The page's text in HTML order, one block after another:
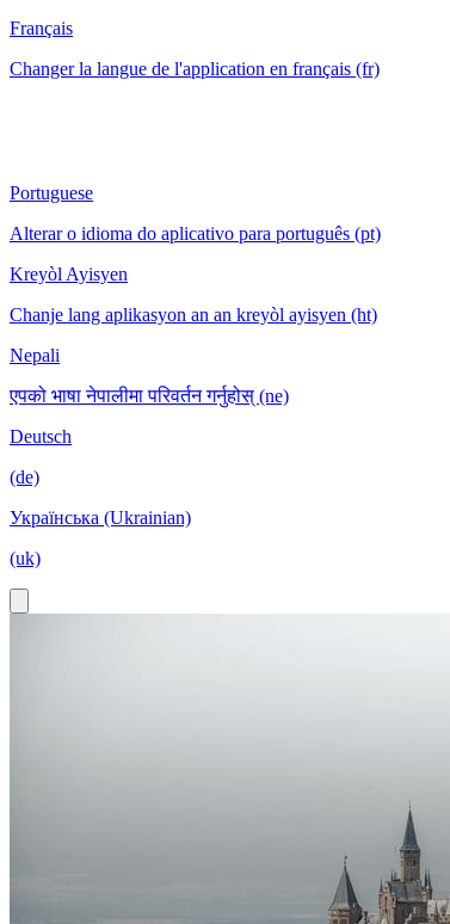
Français
Changer la langue de l'application en français (fr)
Portuguese
Alterar o idioma do aplicativo para português (pt)
Kreyòl Ayisyen
Chanje lang aplikasyon an an kreyòl ayisyen (ht)
Nepali
एपको भाषा नेपालीमा परिवर्तन गर्नुहोस् (ne)
Deutsch
(de)
Українська (Ukrainian)
(uk)